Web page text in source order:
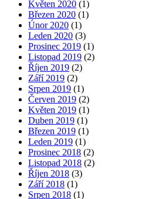
Květen 2020 (1)
Březen 2020 (1)
Únor 2020 (1)
Leden 2020 (3)
Prosinec 2019 (1)
Listopad 2019 (2)
Říjen 2019 (2)
Září 2019 (2)
Srpen 2019 (1)
Červen 2019 (2)
Květen 2019 (1)
Duben 2019 (1)
Březen 2019 (1)
Leden 2019 (1)
Prosinec 2018 (2)
Listopad 2018 (2)
Říjen 2018 (3)
Září 2018 (1)
Srpen 2018 (1)